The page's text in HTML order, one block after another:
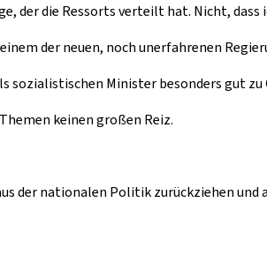
der die Ressorts verteilt hat. Nicht,
der neuen, noch unerfahrenen
Minister besonders gut
keinen großen Reiz.
der nationalen Politik zurückziehen und